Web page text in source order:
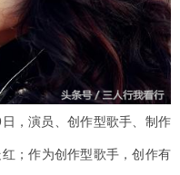
，演员、创作型歌手、制作
；作为创作型歌手，创作有